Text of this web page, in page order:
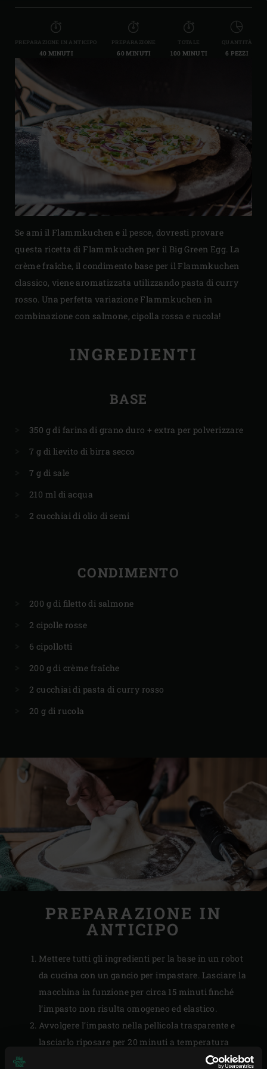
PREPARAZIONE IN ANTICIPO
40 MINUTI
PREPARAZIONE
60 MINUTI
TOTALE
100 MINUTI
QUANTITÀ
6 PEZZI
Se ami il Flammkuchen e il pesce, dovresti provare
questa ricetta di Flammkuchen per il Big Green Egg. La
crème fraîche, il condimento base per il Flammkuchen
classico, viene aromatizzata utilizzando pasta di curry
rosso. Una perfetta variazione Flammkuchen in
combinazione con salmone, cipolla rossa e rucola!
INGREDIENTI
BASE
350 g di farina di grano duro + extra per polverizzare
7 g di lievito di birra secco
7 g di sale
210 ml di acqua
2 cucchiai di olio di semi
CONDIMENTO
200 g di filetto di salmone
2 cipolle rosse
6 cipollotti
200 g di crème fraîche
2 cucchiai di pasta di curry rosso
20 g di rucola
PREPARAZIONE IN
ANTICIPO
Mettere tutti gli ingredienti per la base in un robot
da cucina con un gancio per impastare. Lasciare la
macchina in funzione per circa 15 minuti finché
l’impasto non risulta omogeneo ed elastico.
Avvolgere l’impasto nella pellicola trasparente e
lasciarlo riposare per 20 minuti a temperatura